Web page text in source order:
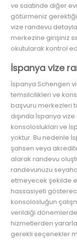
ve saatinde diğer
götürmeniz
vize randevu
merkezine girişiniz
okutularak kontrol
İspanya vize
İspanya Schengen
temsilcilikleri ve
başvuru merkezleri
dışında İspanya
konsoloslukları ve
yoktur. Bu nedenle
şahsen veya
alarak randevu
randevunuzu
etmeyecek şekilde
hassasiyeti
konsolosluğun
verildiği
hizmetlerden
gerekli seçenekler